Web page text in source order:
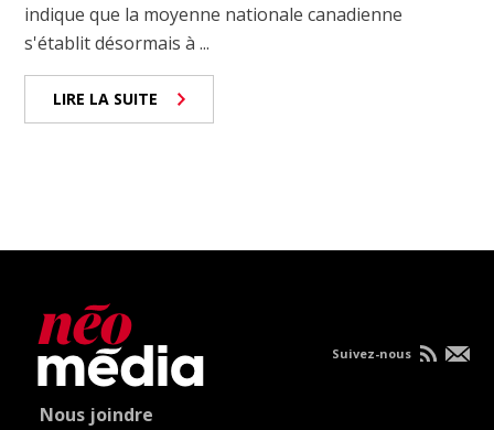
indique que la moyenne nationale canadienne
s'établit désormais à ...
LIRE LA SUITE
Nous joindre
Suivez-nous